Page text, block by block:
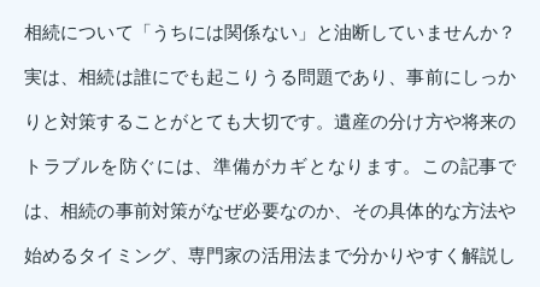
相続について「うちには関係ない」と油断していませんか？
実は、相続は誰にでも起こりうる問題であり、事前にしっか
りと対策することがとても大切です。遺産の分け方や将来の
トラブルを防ぐには、準備がカギとなります。この記事で
は、相続の事前対策がなぜ必要なのか、その具体的な方法や
始めるタイミング、専門家の活用法まで分かりやすく解説し